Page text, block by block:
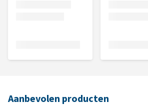
Aanbevolen producten